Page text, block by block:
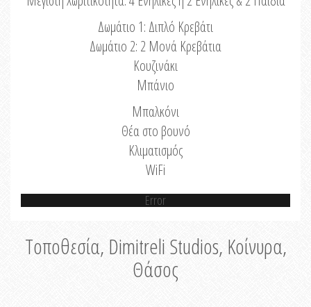
Δωμάτιο 1: Διπλό Κρεβάτι
Δωμάτιο 2: 2 Μονά Κρεβάτια
Κουζινάκι
Μπάνιο
Μπαλκόνι
Θέα στο βουνό
Κλιματισμός
WiFi
Error
Τοποθεσία, Dimitreli Studios, Κοίνυρα,
Θάσος